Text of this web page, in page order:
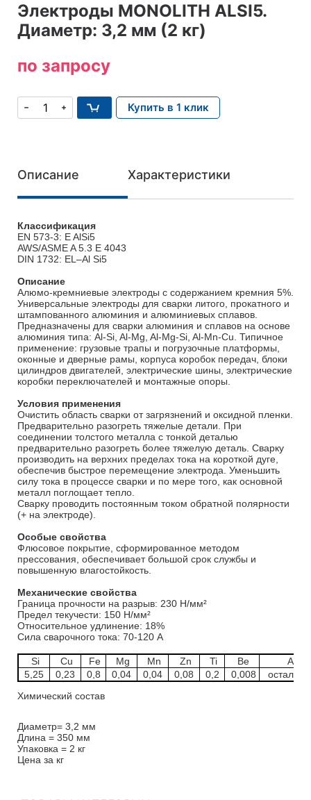
Электроды MONOLITH ALSI5.
Диаметр: 3,2 мм (2 кг)
по запросу
Купить в 1 клик
Описание Характеристики
Классификация
EN 573-3: E AlSi5
AWS/ASME A 5.3 E 4043
DIN 1732: EL–Al Si5
Описание
Алюмо-кремниевые электроды с содержанием кремния 5%.
Универсальные электроды для сварки литого, прокатного и
штампованного алюминия и алюминиевых сплавов.
Предназначены для сварки алюминия и сплавов на основе
алюминия типа: Al-Si, Al-Mg, Al-Mg-Si, Al-Mn-Cu. Типичное
применение: грузовые трапы и погрузочные платформы,
оконные и дверные рамы, корпуса коробок передач, блоки
цилиндров двигателей, электрические шины, электрические
коробки переключателей и монтажные опоры.
Условия применения
Очистить область сварки от загрязнений и оксидной пленки.
Предварительно разогреть тяжелые детали. При
соединении толстого металла с тонкой деталью
предварительно разогреть более тяжелую деталь. Сварку
производить на верхних пределах тока на короткой дуге,
обеспечив быстрое перемещение электрода. Уменьшить
силу тока в процессе сварки и по мере того, как основной
металл поглощает тепло.
Сварку проводить постоянным током обратной полярности
(+ на электроде).
Особые свойства
Флюсовое покрытие, сформированное методом
прессования, обеспечивает большой срок службы и
повышенную влагостойкость.
Механические свойства
Граница прочности на разрыв: 230 Н/мм²
Предел текучести: 150 Н/мм²
Относительное удлинение: 18%
Сила сварочного тока: 70-120 А
Химический состав
Si Cu Fe Mg Mn Zn Ti Be
Al
5,25
0,23 0,8 0,04 0,04 0,08 0,2 0,008
Диаметр= 3,2 мм
Длина = 350 мм
Упаковка = 2 кг
Цена за кг